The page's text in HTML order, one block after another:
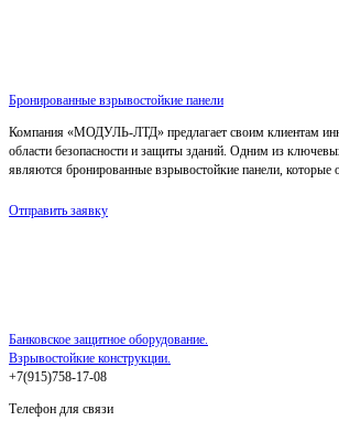
Бронированные взрывостойкие панели
Компания «МОДУЛЬ-ЛТД» предлагает своим клиентам
области безопасности и защиты зданий. Одним из
являются бронированные взрывостойкие панели, которые
Отправить заявку
Банковское защитное оборудование.
Взрывостойкие конструкции.
+7(915)758-17-08
Телефон для связи